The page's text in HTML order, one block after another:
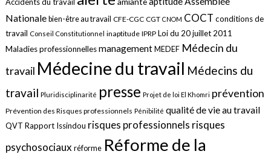
Accidents du travail
Nationale bien-être au travail CFE-CGC CGT CNOM COCT conditions de
travail Conseil Constitutionnel inaptitude IPRP Loi du 20 juillet 2011
Maladies professionnellesmanagement MEDEF Médecin du
travail Médecine du travail Médecins du
travail Pluridisciplinarité presse Projet de loi El Khomri prévention
Prévention des Risques professionnels Pénibilité qualité de vie au travail
QVT Rapport Issindou risques professionnels risques
psychosociauxréforme Réforme de la